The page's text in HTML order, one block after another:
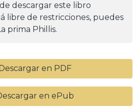
descargar este libro
libre de restricciones, puedes
prima Phillis.
Descargar en PDF
en ePub